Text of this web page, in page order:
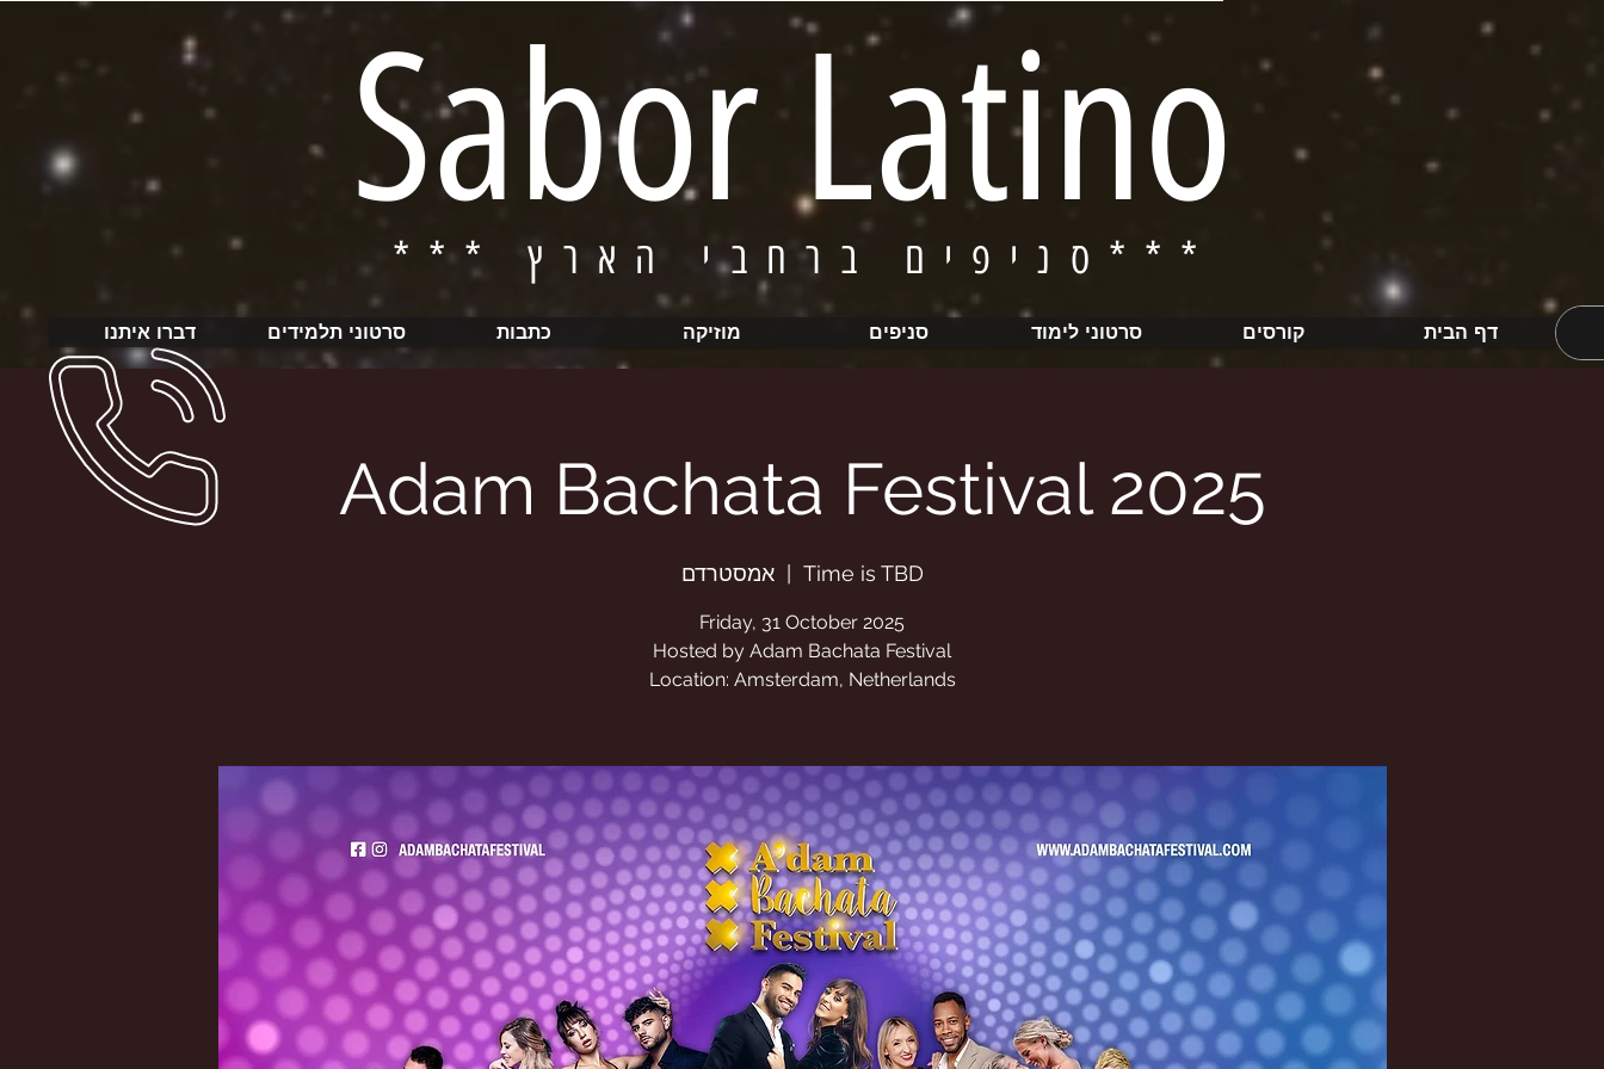
Sabor Latino
*** סניפים ברחבי הארץ***
דף הבית קורסים סרטוני לימוד סניפים מוזיקה כתבות סרטוני תלמידים דברו איתנו
Adam Bachata Festival 2025
Time is TBD
  |
אמסטרדם
Location: Amsterdam, Netherlands